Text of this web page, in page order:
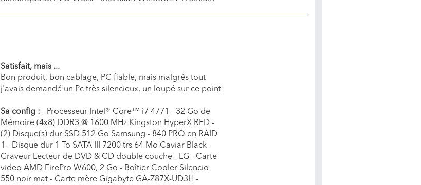
Satisfait, mais ...
Bon produit, bon cablage, PC fiable, mais malgrés tout
j'avais demandé un Pc très silencieux, un loupé sur ce point
Sa config : - Processeur Intel® Core™ i7 4771 - 32 Go de
Mémoire (4x8) DDR3 @ 1600 MHz Kingston HyperX RED -
(2) Disque(s) dur SSD 512 Go Samsung - 840 PRO en RAID
1 - Disque dur 1 To SATA III 7200 trs 64 Mo Caviar Black -
Graveur Lecteur de DVD & CD double couche - LG - Carte
video AMD FirePro W600, 2 Go - Boîtier Cooler Silencio
550 noir mat - Carte mère Gigabyte GA-Z87X-UD3H -